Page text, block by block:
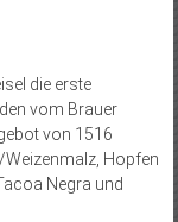
die erste
vom Brauer
von 1516
Hopfen
Negra und